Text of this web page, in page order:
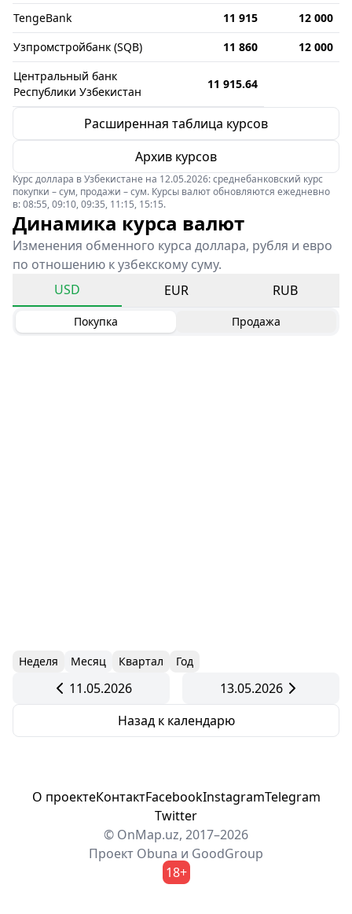
TengeBank
11 915
12 000
Узпромстройбанк (SQB)
11 860
12 000
Центральный банк
Республики Узбекистан
11 915.64
Расширенная таблица курсов
Архив курсов
Курс доллара в Узбекистане на 12.05.2026: среднебанковский курс
покупки – сум, продажи – сум. Курсы валют обновляются ежедневно
в: 08:55, 09:10, 09:35, 11:15, 15:15.
Динамика курса валют
Изменения обменного курса доллара, рубля и евро
по отношению к узбекскому суму.
USD
EUR RUB
Покупка Продажа
Неделя Месяц Квартал Год
11.05.2026
13.05.2026
Назад к календарю
О проектеКонтактFacebookInstagramTelegram
Twitter
© OnMap.uz, 2017–2026
Проект Obuna и GoodGroup
18+